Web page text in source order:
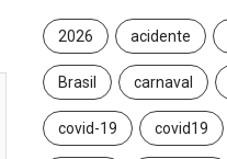
2026 acidente
Brasil carnaval
covid-19 covid19